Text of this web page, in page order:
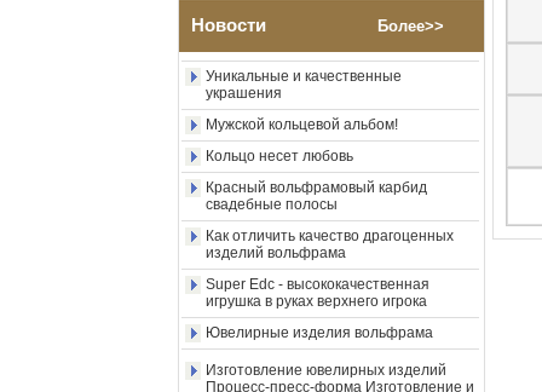
стенкой, индивидуальная
Оптовая продажа с
полированное серебряное
кольцо из карбида
вольфрама, центральная
инкрустация из
измельченного синего
малахитовой полосой,
мужское обручальное
кольцо, изготовленная на
заказ внутренняя л
Оптовая продажа с
фабрики, черное
полированное квадратное
кольцо с печаткой из
Новости Более>>
искусство в ювелирных изделиях
Уникальные и качественные
украшения
Мужской кольцевой альбом!
Кольцо несет любовь
Красный вольфрамовый карбид
свадебные полосы
Как отличить качество драгоценных
изделий вольфрама
Super Edc - высококачественная
игрушка в руках верхнего игрока
Ювелирные изделия вольфрама
Изготовление ювелирных изделий
Процесс-пресс-форма Изготовление и
литье